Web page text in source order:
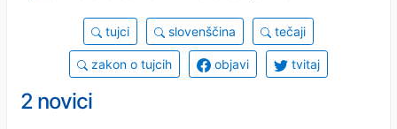
tujci slovenščina tečaji
zakon o tujcih objavi tvitaj
2 novici